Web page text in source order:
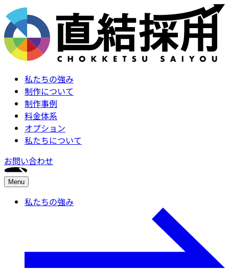
私たちの強み
制作について
制作事例
料金体系
オプション
私たちについて
お問い合わせ
Menu
私たちの強み